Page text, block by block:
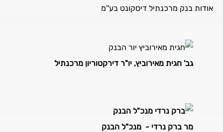
אודות בנק מרכנתיל דיסקונט בע''מ
גב' חגית מאירוביץ, יו"ר דירקטוריון מרכנתיל
מר ברק נרדי - מנכ"ל הבנק